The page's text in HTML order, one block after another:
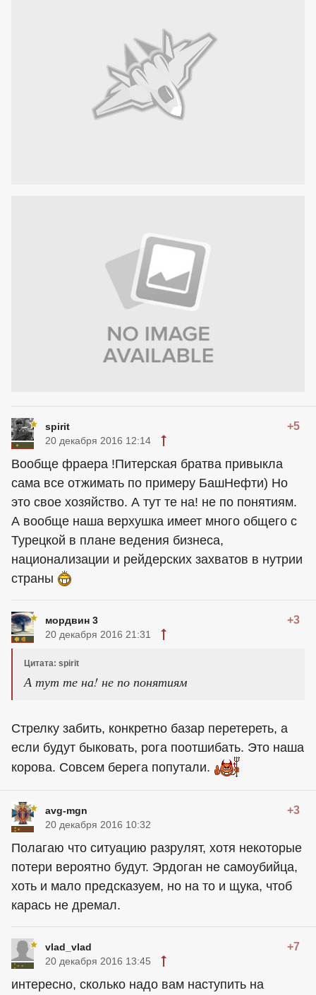
spirit +5
20 декабря 2016 12:14
Вообще фраера !Питерская братва привыкла
сама все отжимать по примеру БашНефти) Но
это свое хозяйство. А тут те на! не по понятиям.
А вообще наша верхушка имеет много общего с
Турецкой в плане ведения бизнеса,
национализации и рейдерских захватов в нутрии
страны
мордвин 3 +3
20 декабря 2016 21:31
Цитата: spirit
А тут те на! не по понятиям
Стрелку забить, конкретно базар перетереть, а
если будут быковать, рога поотшибать. Это наша
корова. Совсем берега попутали.
avg-mgn +3
20 декабря 2016 10:32
Полагаю что ситуацию разрулят, хотя некоторые
потери вероятно будут. Эрдоган не самоубийца,
хоть и мало предсказуем, но на то и щука, чтоб
карась не дремал.
vlad_vlad +7
20 декабря 2016 13:45
интересно, сколько надо вам наступить на